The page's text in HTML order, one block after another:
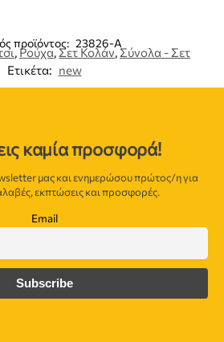
προϊόντος: 23826-A
,Ρούχα,Σετ Κολάν,Σύνολα - Σετ
Ετικέτα: new
καμία προσφορά!
μας και ενημερώσου πρώτος/η για
εκπτώσεις και προσφορές.
Email